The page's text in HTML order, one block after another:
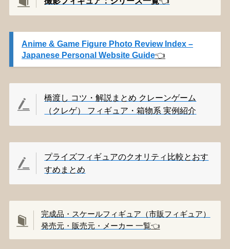
Anime & Game Figure Photo Review Index –
Japanese Personal Website Guide👈️
橋渡し コツ・解説まとめ クレーンゲーム
（クレゲ） フィギュア・箱物系 実例紹介
プライズフィギュアのクオリティ比較とおす
すめまとめ
完成品・スケールフィギュア（市販フィギュア）
発売元・販売元・メーカー 一覧👈️